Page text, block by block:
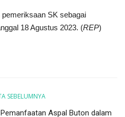
SK sebagai
18 Agustus 2023. (REP)
SEBELUMNYA
Aspal Buton dalam